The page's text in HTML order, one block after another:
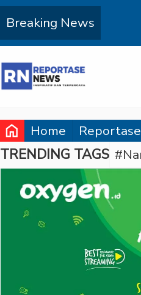
Breaking News
home Home
TRENDING TAGS